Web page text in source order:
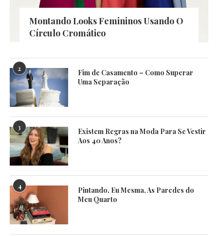
Montando Looks Femininos Usando O
Círculo Cromático
2
Fim de Casamento – Como Superar
Uma Separação
3
Existem Regras na Moda Para Se Vestir
Aos 40 Anos?
4
Pintando, Eu Mesma, As Paredes do
Meu Quarto